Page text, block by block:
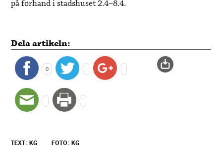
på förhand i stadshuset 2.4–8.4.
Dela artikeln:
0
TEXT: KG FOTO: KG